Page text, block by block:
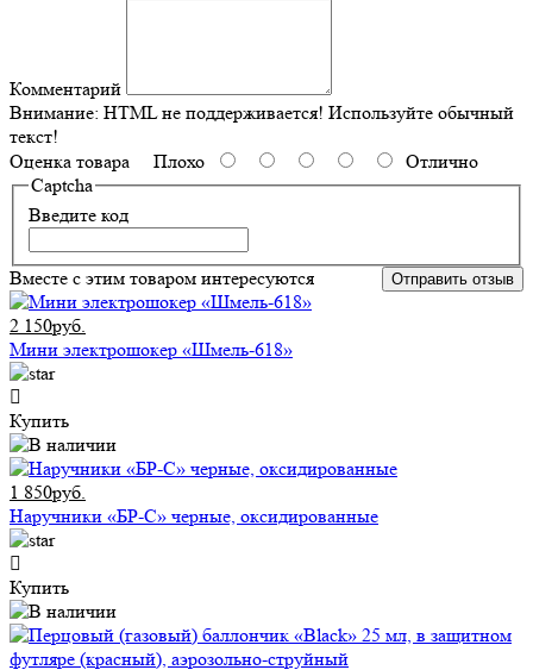
Комментарий
Внимание: HTML не поддерживается! Используйте обычный
текст!
Оценка товара Плохо
Отлично
Captcha
Введите код
Отправить отзыв
Вместе с этим товаром интересуются
2 150руб.
Мини электрошокер «Шмель-618»
Купить
1 850руб.
Наручники «БР-С» черные, оксидированные
Купить